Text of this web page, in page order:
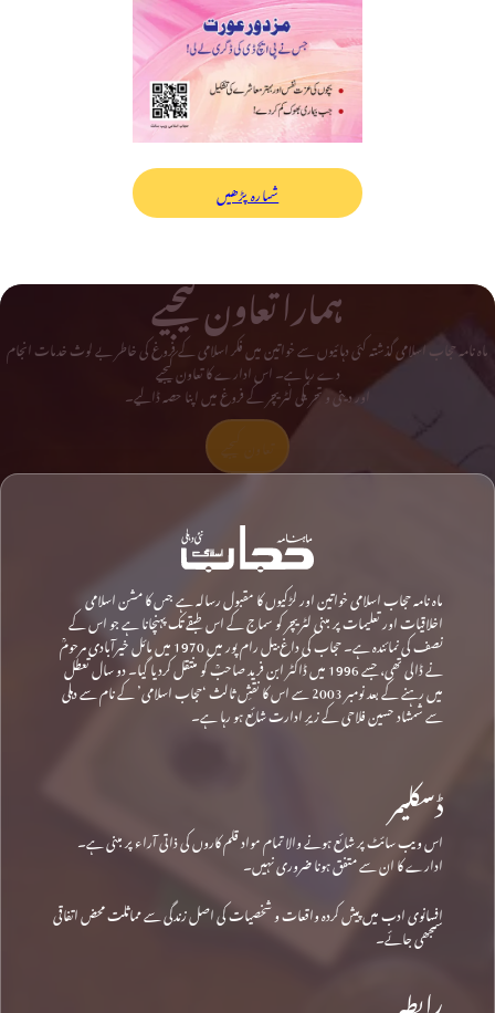
شمارہ پڑھیں
ہمارا تعاون کیجیے
ماہ نامہ حجاب اسلامی گذشتہ کئی دہائیوں سے خواتین میں فکر اسلامی کے فروغ کی خاطر بے لوث خدمات انجام
دے رہا ہے۔ اس ادارے کا تعاون کیجیے
اور دینی و تحریکی لٹریچر کے فروغ میں اپنا حصہ ڈالیے۔
ماہ نامہ حجاب اسلامی خواتین اور لڑکیوں کا مقبول رسالہ ہے جس کا مشن اسلامی
اخلاقیات اور تعلیمات پر مبنی لٹریچر کو سماج کے اس طبقے تک پہنچانا ہے جو اس کے
نصف کی نمائندہ ہے۔ حجاب کی داغ بیل رام پور میں 1970 میں مائل خیرآبادی مرحومؒ
نے ڈالی تھی، جسے 1996 میں ڈاکٹر ابن فرید صاحبؒ کو منتقل کردیا گیا۔ دو سال تعطل
میں رہنے کے بعد نومبر 2003 سے اس کا نقشِ ثالث ‘حجاب اسلامی’ کے نام سے دہلی
سے شمشاد حسین فلاحی کے زیرِ ادارت شائع ہو رہا ہے۔
ڈسکلیمر
اس ویب سائٹ پر شائع ہونے والا تمام مواد قلم کاروں کی ذاتی آراء پر مبنی ہے۔
ادارے کا ان سے متفق ہونا ضروری نہیں۔
افسانوی ادب میں پیش کردہ واقعات و شخصیات کی اصل زندگی سے مماثلت محض اتفاقی
سمجھی جائے۔
رابطہ